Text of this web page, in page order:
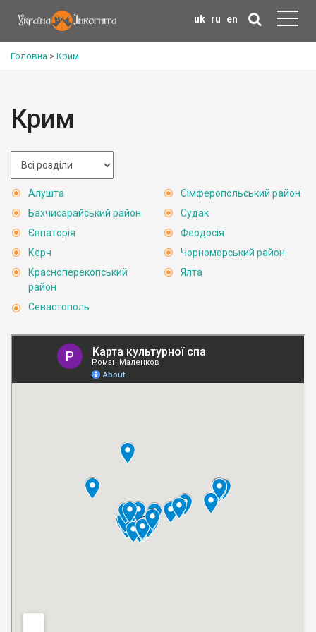
uk ru en
Головна > Крим
Крим
Алушта
Бахчисарайський район
Євпаторія
Керч
Красноперекопський
район
Севастополь
Сімферопольський район
Судак
Феодосія
Чорноморський район
Ялта